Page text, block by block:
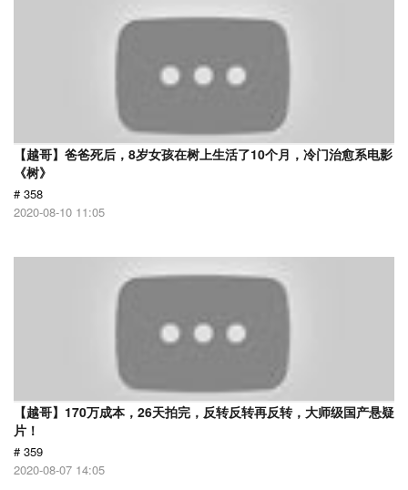
【越哥】爸爸死后，8岁女孩在树上生活了10个月，冷门治愈系电影
《树》
# 358
2020-08-10 11:05
【越哥】170万成本，26天拍完，反转反转再反转，大师级国产悬疑
片！
# 359
2020-08-07 14:05